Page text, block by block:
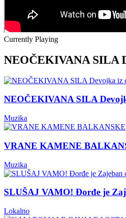
Currently Playing
NEOČEKIVANA SILA
NEOČEKIVANA SILA
Muzika
VRANE KAMENE
Muzika
SLUŠAJ VAMO! Đorđe je
Lokalno